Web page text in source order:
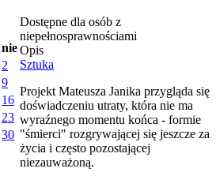
nie
2
9
16
23
30
Dostępne dla osób z
niepełnosprawnościami
Opis
Sztuka
Projekt Mateusza Janika przygląda się
doświadczeniu utraty, która nie ma
wyraźnego momentu końca - formie
"śmierci" rozgrywającej się jeszcze za
życia i często pozostającej
niezauważoną.